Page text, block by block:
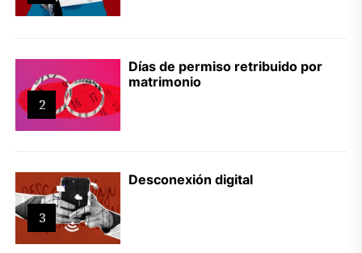
2
Días de permiso retribuido por
matrimonio
3
Desconexión digital